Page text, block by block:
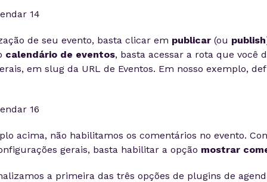
de seu evento, basta clicar em publicar (ou publish
calendário de eventos, basta acessar a rota que você
em slug da URL de Eventos. Em nosso exemplo,
acima, não habilitamos os comentários no evento.
gerais, basta habilitar a opção mostrar
a primeira das três opções de plugins de